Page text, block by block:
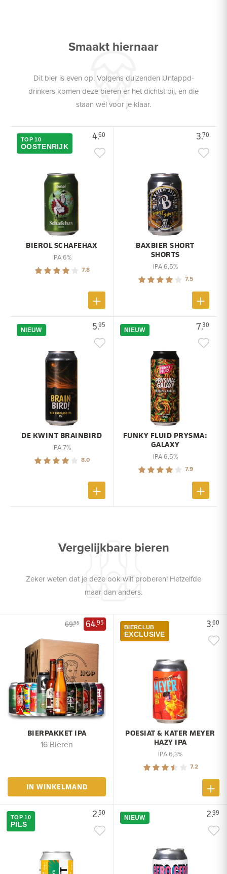
Smaakt hiernaar
Dit bier is even op. Volgens duizenden Untappd-
drinkers komen deze bieren er het dichtst bij, en die
staan wél voor je klaar.
4.60
TOP 10
OOSTENRIJK
BIEROL SCHAFEHAX
IPA 6%
7.8
3.70
BAXBIER SHORT
SHORTS
IPA 6,5%
7.5
5.95
NIEUW
DE KWINT BRAINBIRD
IPA 7%
8.0
7.30
NIEUW
FUNKY FLUID PRYSMA:
GALAXY
IPA 6,5%
7.9
Vergelijkbare bieren
Zeker weten dat je deze ook wilt proberen! Hetzelfde
maar dan anders.
69.95 64.95
BIERPAKKET IPA
16 Bieren
IN WINKELMAND
3.60
BIERCLUB
EXCLUSIVE
POESIAT & KATER MEYER
HAZY IPA
IPA 6,3%
7.2
2.50
TOP 10
PILS
2.99
NIEUW